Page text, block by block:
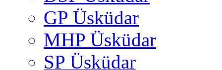
GP Üsküdar
MHP Üsküdar
SP Üsküdar